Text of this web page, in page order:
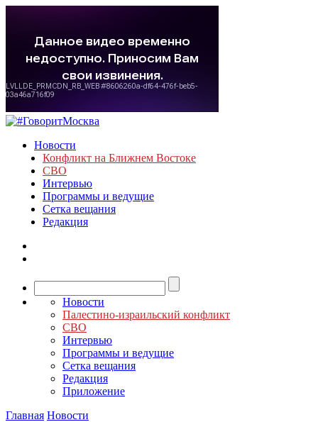
Новости
Конфликт на Ближнем Востоке
СВО
Интервью
Программы и ведущие
Сетка вещания
Редакция
Новости
Палестино-израильский конфликт
СВО
Интервью
Программы и ведущие
Сетка вещания
Редакция
Приложение
Главная Новости